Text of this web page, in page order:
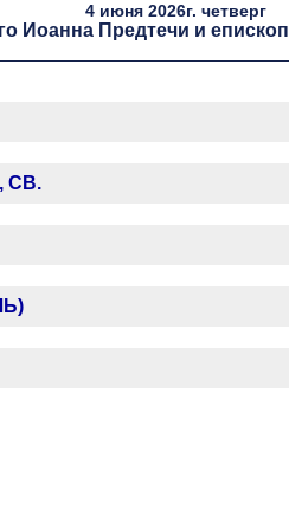
4 июня 2026г. четверг
Иоанна Предтечи и
СВ.